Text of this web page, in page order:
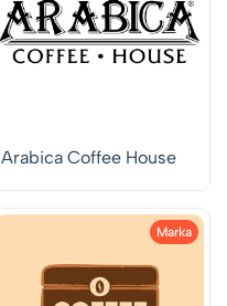
Arabica Coffee House
Marka